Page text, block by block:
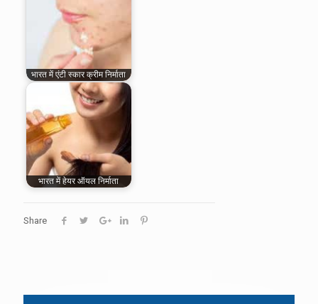
भारत में एंटी स्कार क्रीम निर्माता
भारत में हेयर ऑयल निर्माता
Share